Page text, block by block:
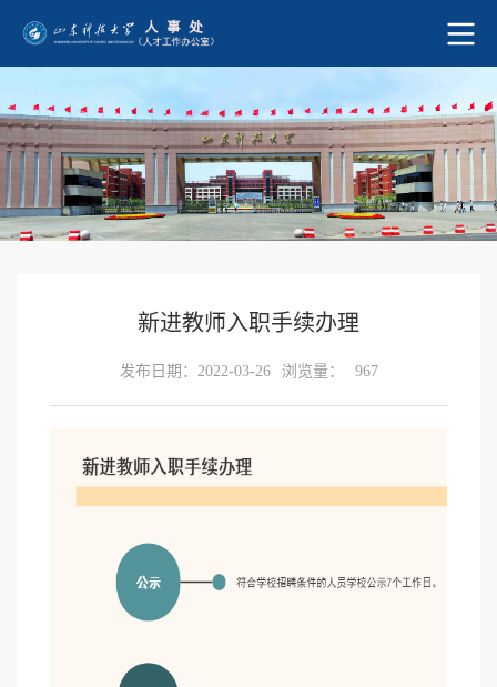
新进教师入职手续办理
发布日期：2022-03-26 浏览量： 967